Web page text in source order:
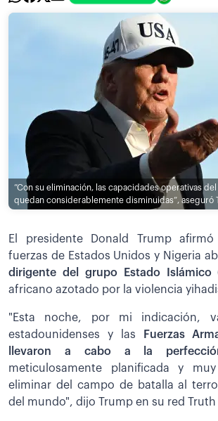
”Con su eliminación, las capacidades operativas
quedan considerablemente disminuidas”, aseguró
El presidente Donald Trump
fuerzas de Estados Unidos y Nigeria
dirigente del grupo Estado Islámico
africano azotado por la violencia
"Esta noche, por mi indicación,
estadounidenses y las
Fuerzas
llevaron a cabo a la
meticulosamente planificada y
eliminar del campo de batalla al
del mundo", dijo Trump en su red Truth